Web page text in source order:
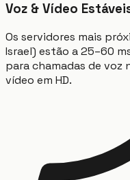
Voz & Vídeo
Os servidores mais
Israel) estão a 25–60
para chamadas de voz
vídeo em HD.